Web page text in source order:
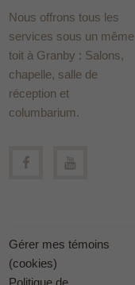
Nous offrons tous les
services sous un même
toit à Granby : Salons,
chapelle, salle de
réception et
columbarium.
Gérer mes témoins
(cookies)
Politique de